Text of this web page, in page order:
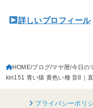
詳しいプロフィール
HOME ブログ マヤ暦 今日の
kin151 青い猿 黄色い種 音8｜
プライバシーポリ